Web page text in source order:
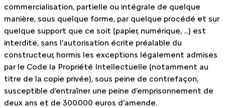
commercialisation, partielle ou intégrale de quelque
manière, sous quelque forme, par quelque procédé et sur
quelque support que ce soit (papier, numérique, ...) est
interdite, sans l'autorisation écrite préalable du
constructeur, hormis les exceptions légalement admises
par le Code la Propriété Intellectuelle (notamment au
titre de la copie privée), sous peine de contrefaçon,
susceptible d’entraîner une peine d’emprisonnement de
deux ans et de 300.000 euros d’amende.